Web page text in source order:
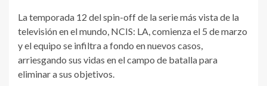
La temporada 12 del spin-off de la serie más vista de la
televisión en el mundo, NCIS: LA, comienza el 5 de marzo
y el equipo se infiltra a fondo en nuevos casos,
arriesgando sus vidas en el campo de batalla para
eliminar a sus objetivos.